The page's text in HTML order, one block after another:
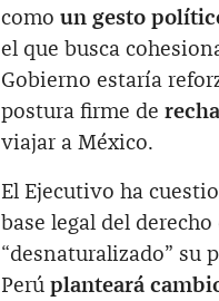
como un gesto
el que busca
Gobierno estaría
postura firme de
viajar a México.
El Ejecutivo ha
base legal del
“desnaturalizado” su
Perú planteará